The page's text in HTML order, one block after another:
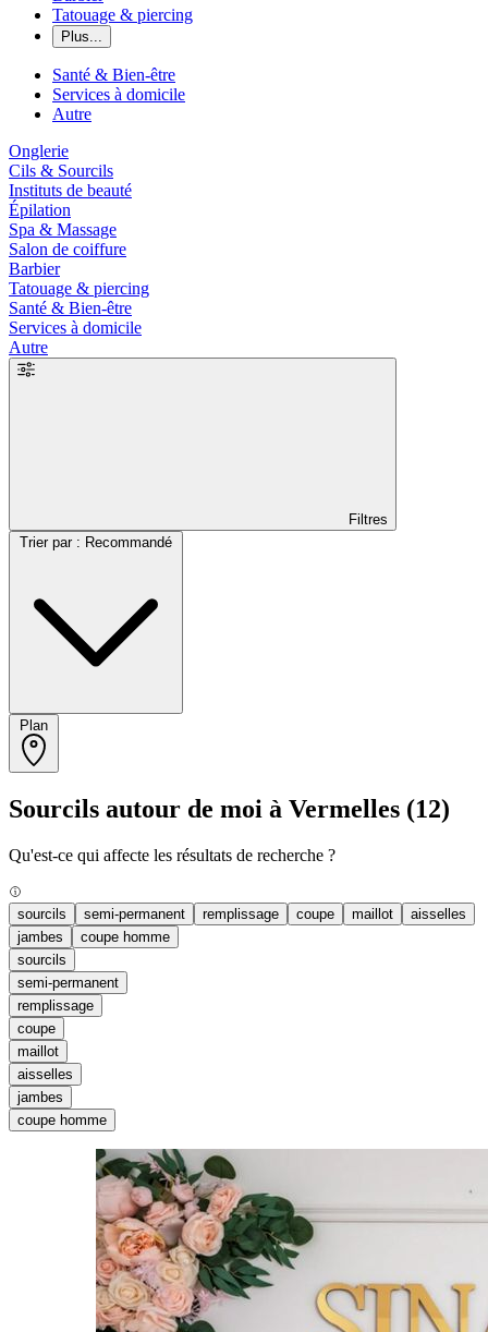
Tatouage & piercing
Plus...
Santé & Bien-être
Services à domicile
Autre
Onglerie
Cils & Sourcils
Instituts de beauté
Épilation
Spa & Massage
Salon de coiffure
Barbier
Tatouage & piercing
Santé & Bien-être
Services à domicile
Autre
Filtres
Sourcils autour de moi à Vermelles (12)
Qu'est-ce qui affecte les résultats de recherche ?
sourcils semi-permanent remplissage coupe maillot
aisselles
jambes
coupe homme
sourcils
semi-permanent
remplissage
coupe
maillot
aisselles
jambes
coupe homme